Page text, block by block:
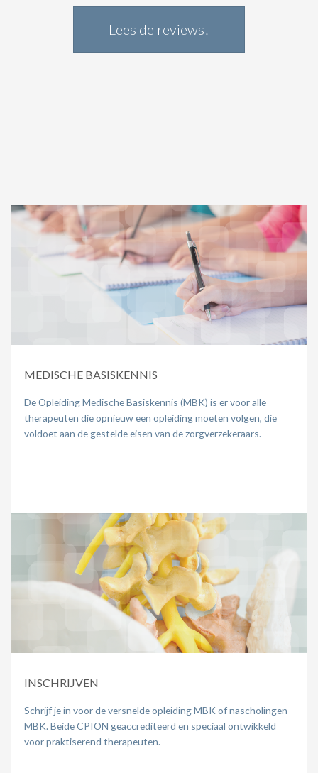
Lees de reviews!
MEDISCHE BASISKENNIS
De Opleiding Medische Basiskennis (MBK) is er voor alle
therapeuten die opnieuw een opleiding moeten volgen, die
voldoet aan de gestelde eisen van de zorgverzekeraars.
INSCHRIJVEN
Schrijf je in voor de versnelde opleiding MBK of nascholingen
MBK. Beide CPION geaccrediteerd en speciaal ontwikkeld
voor praktiserend therapeuten.